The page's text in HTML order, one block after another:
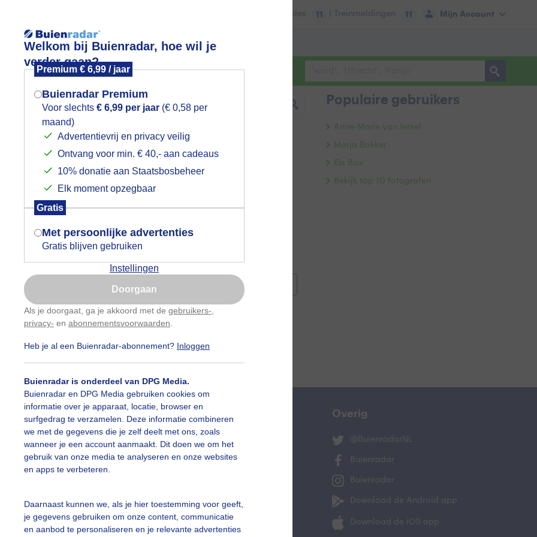
Welkom bij Buienradar, hoe wil je
verder gaan?
Premium € 6,99 / jaar
Buienradar Premium
Voor slechts € 6,99 per jaar (€ 0,58 per
maand)
Advertentievrij en privacy veilig
Ontvang voor min. € 40,- aan cadeaus
10% donatie aan Staatsbosbeheer
Elk moment opzegbaar
Gratis
Met persoonlijke advertenties
Gratis blijven gebruiken
Instellingen
Doorgaan
Als je doorgaat, ga je akkoord met de gebruikers-
privacy- en abonnementsvoorwaarden
Heb je al een Buienradar-abonnement? Inloggen
Buienradar is onderdeel van DPG Media.
Buienradar en DPG Media gebruiken cookies om
informatie over je apparaat, locatie, browser en
surfgedrag te verzamelen. Deze informatie combineren
we met de gegevens die je zelf deelt met ons, zoals
wanneer je een account aanmaakt. Dit doen we om het
gebruik van onze media te analyseren en onze websites
en apps te verbeteren.
Daarnaast kunnen we, als je hier toestemming voor geeft,
je gegevens gebruiken om onze content, communicatie
en aanbod te personaliseren en je relevante advertenties
Mijn Account
Files 11 | Treinmeldingen 11
Lees meer.
Foto en video Weerzine
Zoeken in foto & video:
slideshow
#camping #coderoze #donkerewolken
#maan #mensen #mist
#opklaringen
#regenwolken #schapen
#strand #strandbedjes #terras
Populaire gebruikers
Anne-Marie van Iersel
Marja Bakker
Els Bax
Bekijk top 10 fotografen
vragen
Mijn weer
De Bilt
Overig
@BuienradarNL
Buienradar
Buienradar
Download de Android app
Download de iOS app
Mogen we je locatie gebruiken voor
het weer?
Indien je hier nog geen akkoord op hebt
gegeven, verschijnt er zo een pop-up uit
je browser waarin deze toestemming
gevraagd wordt.
Is goed, toon de popup
Nu niet, misschien later
Gebruik je Safari en wil je niet elke dag deze pop-up
Klikhierom dit aan te passen